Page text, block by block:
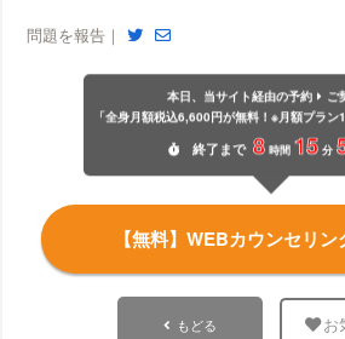
問題を報告｜
本日、当サイト経由の予約
ご
「全身月額税込6,600円が無料！※月額プラン
終了 まで 8 時間 15 分
【無料】WEBカウンセリ
もどる お